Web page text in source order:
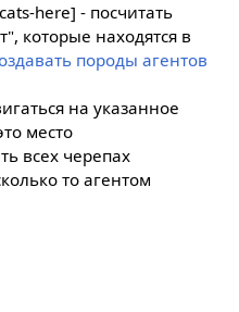
here] - посчитать
которые находятся в
породы агентов
на указанное
место
всех черепах
то агентом